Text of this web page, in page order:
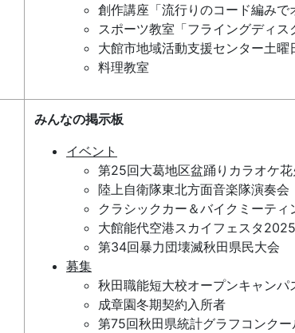
創作講座「流行りのコード編み
スポーツ教室「フライングディス
大館市地域活動支援センター土曜
料理教室
みんなの掲示板
イベント
第25回大葛地区盆踊りカラオケ
陸上自衛隊東北方面音楽隊演奏会
クラシックカー＆バイクミーティ
大館能代空港スカイフェスタ2025
第34回暴力団壊滅秋田県民大会
募集
秋田職能短大校オープンキャンパ
成章園冬期契約入所者
第75回秋田県統計グラフコンクー